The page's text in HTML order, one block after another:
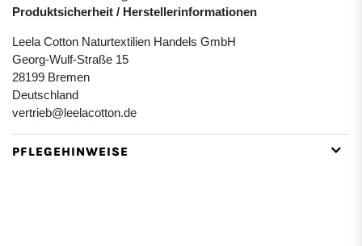
Produktsicherheit / Herstellerinformationen
Leela Cotton Naturtextilien Handels GmbH
Georg-Wulf-Straße 15
28199 Bremen
Deutschland
vertrieb@leelacotton.de
PFLEGEHINWEISE